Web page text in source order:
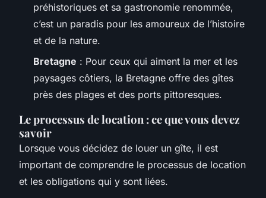
préhistoriques et sa gastronomie renommée,
c’est un paradis pour les amoureux de l’histoire
et de la nature.
Bretagne : Pour ceux qui aiment la mer et les
paysages côtiers, la Bretagne offre des gîtes
près des plages et des ports pittoresques.
Le processus de location : ce que vous devez
savoir
Lorsque vous décidez de louer un gîte, il est
important de comprendre le processus de location
et les obligations qui y sont liées.